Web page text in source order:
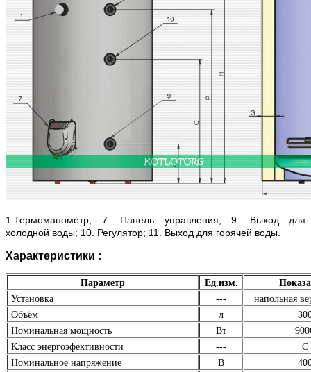
1.Термоманометр; 7. Панель управления; 9. Выход для
холодной воды; 10. Регулятор; 11. Выход для горячей воды.
Характеристики :
Параметр Ед.изм.
Установка
---
напольная
Объём
л
Номинальная мощность
Вт
Класс энергоэфективности
---
C
Номинальное напряжение
В